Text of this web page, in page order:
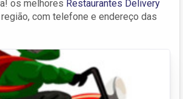
os melhores Restaurantes Delivery
com telefone e endereço das